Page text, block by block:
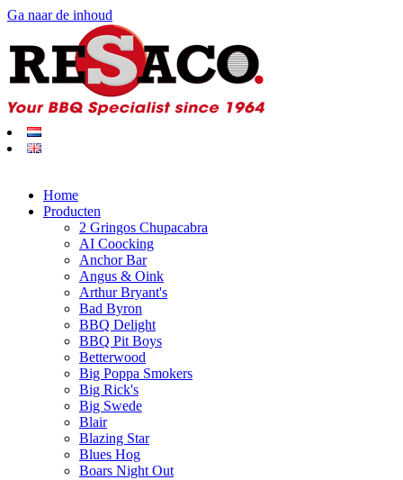
Ga naar de inhoud
Home
Producten
2 Gringos Chupacabra
AI Coocking
Anchor Bar
Angus & Oink
Arthur Bryant's
Bad Byron
BBQ Delight
BBQ Pit Boys
Betterwood
Big Poppa Smokers
Big Rick's
Big Swede
Blair
Blazing Star
Blues Hog
Boars Night Out